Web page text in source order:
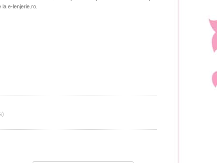
e-lenjerie.ro.